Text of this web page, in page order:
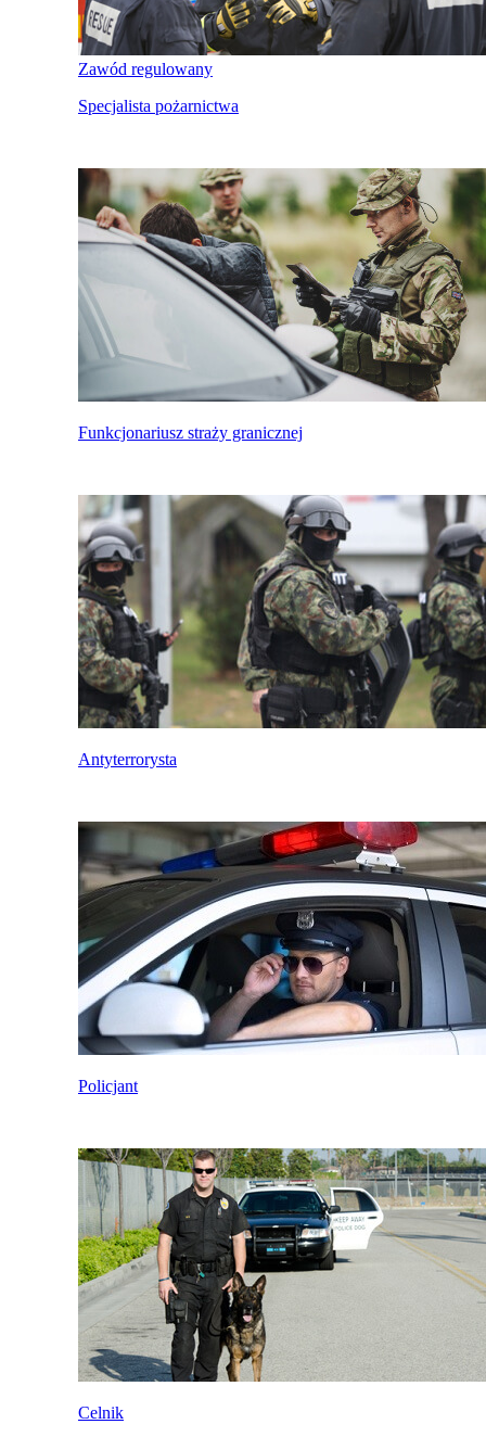
Zawód regulowany
Specjalista pożarnictwa
Funkcjonariusz straży granicznej
Antyterrorysta
Policjant
Celnik